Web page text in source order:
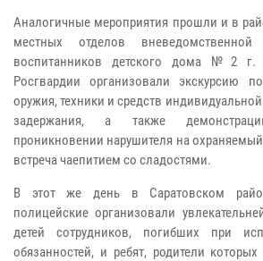
Аналогичные мероприятия прошли и в
местных отделов
воспитанников детского дома №2 г.
Росгвардии организовали экскурсию
оружия, техники и средств
задержания, а также
проникновении нарушителя на
встреча чаепитием со сладостями.
В этот же день в Саратовском
полицейские организовали
детей сотрудников, погибших при
обязанностей, и ребят, родители